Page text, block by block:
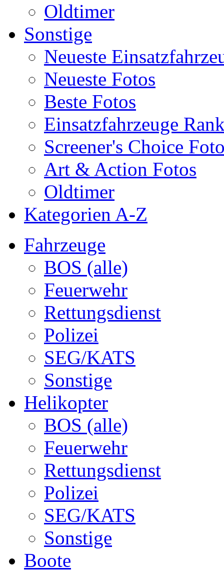
Oldtimer
Sonstige
Neueste
Neueste Fotos
Beste Fotos
Einsatzfahrzeuge
Screener's Choice
Art & Action Fotos
Oldtimer
Kategorien A-Z
Fahrzeuge
BOS (alle)
Feuerwehr
Rettungsdienst
Polizei
SEG/KATS
Sonstige
Helikopter
BOS (alle)
Feuerwehr
Rettungsdienst
Polizei
SEG/KATS
Sonstige
Boote